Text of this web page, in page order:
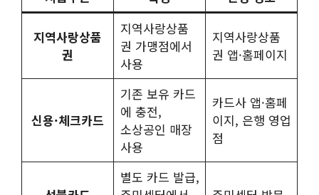
지역사랑상품
권
지역사랑상품
권 가맹점에서
사용
지역사랑상품
권 앱·홈페이지
신용·체크카드
기존 보유 카드
에 충전,
소상공인 매장
사용
카드사 앱·홈페
이지, 은행 영업
점
별도 카드 발급,